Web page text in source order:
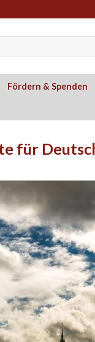
Fördern & Spenden
für